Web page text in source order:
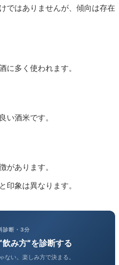
ではありませんが、傾向は存在
に多く使われます。
い酒米です。
があります。
印象は異なります。
診断・3分
み方”を診断する
ない。楽しみ方で決まる。